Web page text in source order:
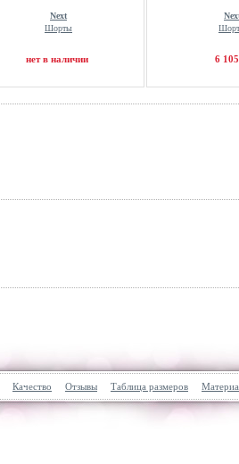
Next
Шорты
нет в наличии 6
Качество Отзывы Таблица размеров